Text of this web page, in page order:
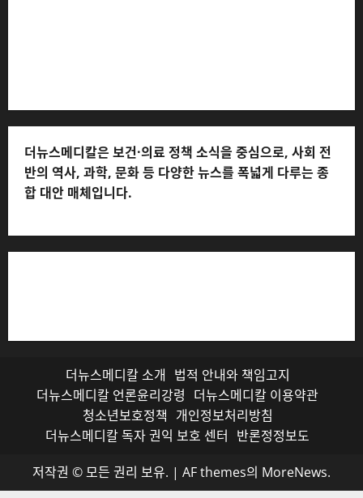
더뉴스메디칼은 보건·의료 정책 소식을 중심으로, 사회 전
반의 역사, 과학, 문화 등 다양한 뉴스를 폭넓게 다루는 종
합 대안 매체입니다.
더뉴스메디칼 소개 법적 안내와 책임고지
더뉴스메디칼 언론윤리강령 더뉴스메디칼 이용약관
청소년보호정책 개인정보처리방침
더뉴스메디칼 독자 권익 보호 센터 반론정정보도
저작권 © 모든 권리 보유. | AF themes의 MoreNews.